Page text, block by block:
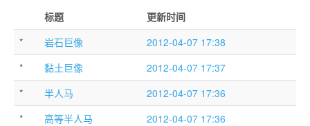
标题
更新时间
*
岩石巨像
2012-04-07 17:38
*
黏土巨像
2012-04-07 17:37
*
半人马
2012-04-07 17:36
*
高等半人马
2012-04-07 17:36